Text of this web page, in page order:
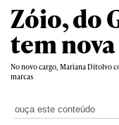
Zóio, do
tem
No novo cargo, Mariana Ditolvo
marcas
ouça este conteúdo